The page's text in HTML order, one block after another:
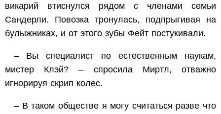
викарий втиснулся рядом с членами семьи
Сандерли. Повозка тронулась, подпрыгивая на
булыжниках, и от этого зубы Фейт постукивали.
– Вы специалист по естественным наукам,
мистер Клэй? – спросила Миртл, отважно
игнорируя скрип колес.
– В таком обществе я могу считаться разве что